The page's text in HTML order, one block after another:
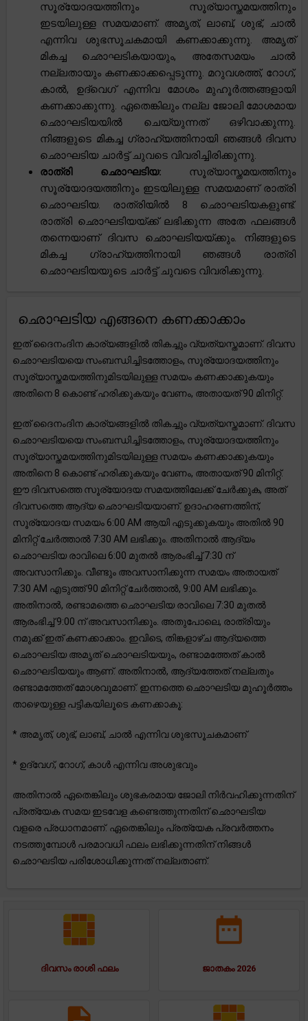
സൂര്യോദയത്തിനും സൂര്യാസ്തമയത്തിനും
ഇടയിലുള്ള സമയമാണ്. അമൃത്, ലാബ്, ശുഭ്, ചാൽ
എന്നിവ ശുഭസൂചകമായി കണക്കാക്കുന്നു. അമൃത്
മികച്ച ഛൊഘടികയായും, അതേസമയം ചാൽ
നല്ലതായും കണക്കാക്കപ്പെടുന്നു. മറുവശത്ത്, റോഗ്,
കാൽ, ഉദ്‌വെഗ് എന്നിവ മോശം മുഹൂർത്തങ്ങളായി
കണക്കാക്കുന്നു. ഏതെങ്കിലും നല്ല ജോലി മോശമായ
ഛൊഘടിയയിൽ ചെയ്യുന്നത് ഒഴിവാക്കുന്നു.
നിങ്ങളുടെ മികച്ച ഗ്രാഹ്യത്തിനായി ഞങ്ങൾ ദിവസ
ഛൊഘടിയ ചാർട്ട് ചുവടെ വിവരിച്ചിരിക്കുന്നു.
രാത്രി ഛൊഘടിയ: സൂര്യാസ്തമയത്തിനും
സൂര്യോദയത്തിനും ഇടയിലുള്ള സമയമാണ് രാത്രി
ഛൊഘടിയ. രാത്രിയിൽ 8 ഛൊഘടിയകളുണ്ട്.
രാത്രി ഛൊഘടിയയ്ക്ക് ലഭിക്കുന്ന അതേ ഫലങ്ങൾ
തന്നെയാണ് ദിവസ ഛൊഘടിയയ്ക്കും. നിങ്ങളുടെ
മികച്ച ഗ്രാഹ്യത്തിനായി ഞങ്ങൾ രാത്രി
ഛൊഘടിയയുടെ ചാർട്ട് ചുവടെ വിവരിക്കുന്നു.
ഛൊഘടിയ എങ്ങനെ കണക്കാക്കാം
ഇത് ദൈനംദിന കാര്യങ്ങളിൽ തികച്ചും വ്യത്യസ്തമാണ്. ദിവസ
ഛൊഘടിയയെ സംബന്ധിച്ചിടത്തോളം, സൂര്യോദയത്തിനും
സൂര്യാസ്തമയത്തിനുമിടയിലുള്ള സമയം കണക്കാക്കുകയും
അതിനെ 8 കൊണ്ട് ഹരിക്കുകയും വേണം, അതായത് 90 മിനിറ്റ്.
ഇത് ദൈനംദിന കാര്യങ്ങളിൽ തികച്ചും വ്യത്യസ്തമാണ്. ദിവസ
ഛൊഘടിയയെ സംബന്ധിച്ചിടത്തോളം, സൂര്യോദയത്തിനും
സൂര്യാസ്തമയത്തിനുമിടയിലുള്ള സമയം കണക്കാക്കുകയും
അതിനെ 8 കൊണ്ട് ഹരിക്കുകയും വേണം, അതായത് 90 മിനിറ്റ്.
ഈ ദിവസത്തെ സൂര്യോദയ സമയത്തിലേക്ക് ചേർക്കുക, അത്
ദിവസത്തെ ആദ്യ ഛൊഘടിയയാണ്. ഉദാഹരണത്തിന്,
സൂര്യോദയ സമയം 6:00 AM ആയി എടുക്കുകയും അതിൽ 90
മിനിറ്റ് ചേർത്താൽ 7:30 AM ലഭിക്കും. അതിനാൽ ആദ്യം
ഛൊഘടിയ രാവിലെ 6:00 മുതൽ ആരംഭിച്ച് 7:30 ന്
അവസാനിക്കും. വീണ്ടും അവസാനിക്കുന്ന സമയം അതായത്
7:30 AM എടുത്ത് 90 മിനിറ്റ് ചേർത്താൽ, 9:00 AM ലഭിക്കും.
അതിനാൽ, രണ്ടാമത്തെ ഛൊഘടിയ രാവിലെ 7:30 മുതൽ
ആരംഭിച്ച് 9:00 ന് അവസാനിക്കും. അതുപോലെ, രാത്രിയും
നമുക്ക് ഇത് കണക്കാക്കാം. ഇവിടെ, തിങ്കളാഴ്ച ആദ്യത്തെ
ഛൊഘടിയ അമൃത് ഛൊഘടിയയും, രണ്ടാമത്തേത് കാൽ
ഛൊഘടിയയും ആണ്. അതിനാൽ, ആദ്യത്തേത് നല്ലതും
രണ്ടാമത്തേത് മോശവുമാണ്. ഇന്നത്തെ ഛൊഘടിയ മുഹൂർത്തം
താഴെയുള്ള പട്ടികയിലൂടെ കണക്കാകൂ:
* അമൃത്, ശുഭ്, ലാബ്, ചാൽ എന്നിവ ശുഭസൂചകമാണ്
* ഉദ്വേഗ്, റോഗ്, കാൾ എന്നിവ അശുഭവും
അതിനാൽ ഏതെങ്കിലും ശുഭകരമായ ജോലി നിർവഹിക്കുന്നതിന്
പ്രത്യേക സമയ ഇടവേള കണ്ടെത്തുന്നതിന് ഛൊഘടിയ
വളരെ പ്രധാനമാണ്. ഏതെങ്കിലും പ്രത്യേക പ്രവർത്തനം
നടത്തുമ്പോൾ പരമാവധി ഫലം ലഭിക്കുന്നതിന് നിങ്ങൾ
ഛൊഘടിയ പരിശോധിക്കുന്നത് നല്ലതാണ്.
ദിവസം രാശി ഫലം ജാതകം 2026